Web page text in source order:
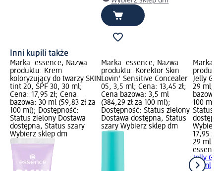
Inni kupili także
Marka: essence; Nazwa
produktu: Krem
koloryzujący do twarzy SKIN
tint 20, SPF 30, 30 ml;
Cena: 17,95 zł; Cena
bazowa: 30 ml (59,83 zł za
100 ml); Dostępność:
Status zielony Dostawa
dostępna, Status szary
Wybierz sklep dm
Marka: essence; Nazwa
produktu: Korektor Skin
Lovin' Sensitive Concealer
05, 3,5 ml; Cena: 13,45 zł;
Cena bazowa: 3,5 ml
(384,29 zł za 100 ml);
Dostępność: Status zielony
Dostawa dostępna, Status
szary Wybierz sklep dm
Marka:
Jelly
29 ml;
bazowa:
100 ml);
Status
Wybierz
17,95 zł
29 ml
essence
Jelly
29 ml